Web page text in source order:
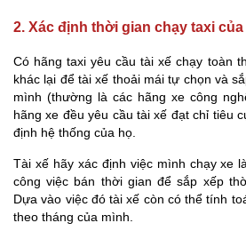
2. Xác định thời gian chạy taxi của
Có hãng taxi yêu cầu tài xế chạy toàn
khác lại để tài xế thoải mái tự chọn và
mình (thường là các hãng xe công
hãng xe đều yêu cầu tài xế đạt chỉ tiêu
định hệ thống của họ.
Tài xế hãy xác định việc mình chạy xe
công việc bán thời gian để sắp xếp
Dựa vào việc đó tài xế còn có thể tính
theo tháng của mình.